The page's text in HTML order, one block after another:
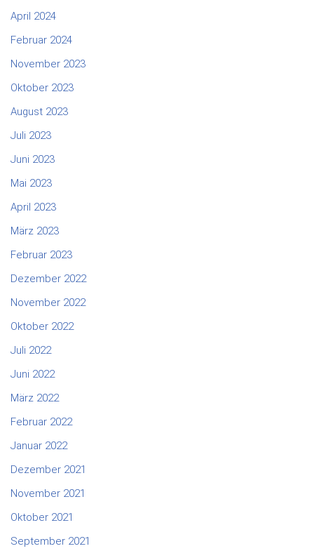
April 2024
Februar 2024
November 2023
Oktober 2023
August 2023
Juli 2023
Juni 2023
Mai 2023
April 2023
März 2023
Februar 2023
Dezember 2022
November 2022
Oktober 2022
Juli 2022
Juni 2022
März 2022
Februar 2022
Januar 2022
Dezember 2021
November 2021
Oktober 2021
September 2021